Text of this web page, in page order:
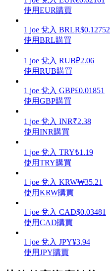
學習如何保持盈利
使您的資產穩定增值
使用EUR購買
1 joe 兌入 BRLR$0.12752
使用BRL購買
1 joe 兌入 RUB₽2.06
使用RUB購買
1 joe 兌入 GBP£0.01851
使用GBP購買
1 joe 兌入 INR₹2.38
使用INR購買
1 joe 兌入 TRY₺1.19
使用TRY購買
1 joe 兌入 KRW₩35.21
使用KRW購買
1 joe 兌入 CAD$0.03481
使用CAD購買
1 joe 兌入 JPY¥3.94
使用JPY購買